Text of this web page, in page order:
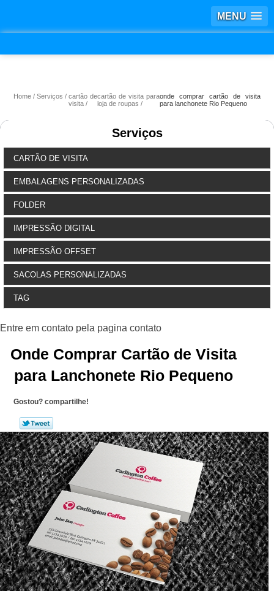
MENU
Home Serviços
cartão de
visita
cartão de visita para
loja de roupas
onde comprar cartão de visita
para lanchonete Rio Pequeno
Serviços
CARTÃO DE VISITA
EMBALAGENS PERSONALIZADAS
FOLDER
IMPRESSÃO DIGITAL
IMPRESSÃO OFFSET
SACOLAS PERSONALIZADAS
TAG
Onde Comprar Cartão de Visita
para Lanchonete Rio Pequeno
Gostou? compartilhe!